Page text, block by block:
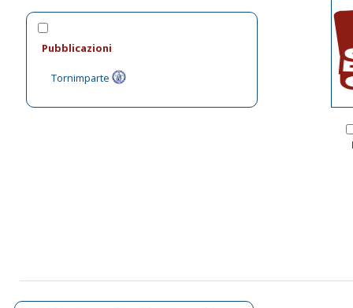
Pubblicazioni
Tornimparte